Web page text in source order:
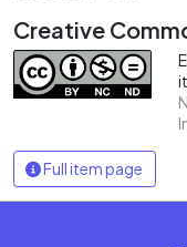
Creative
Full item page